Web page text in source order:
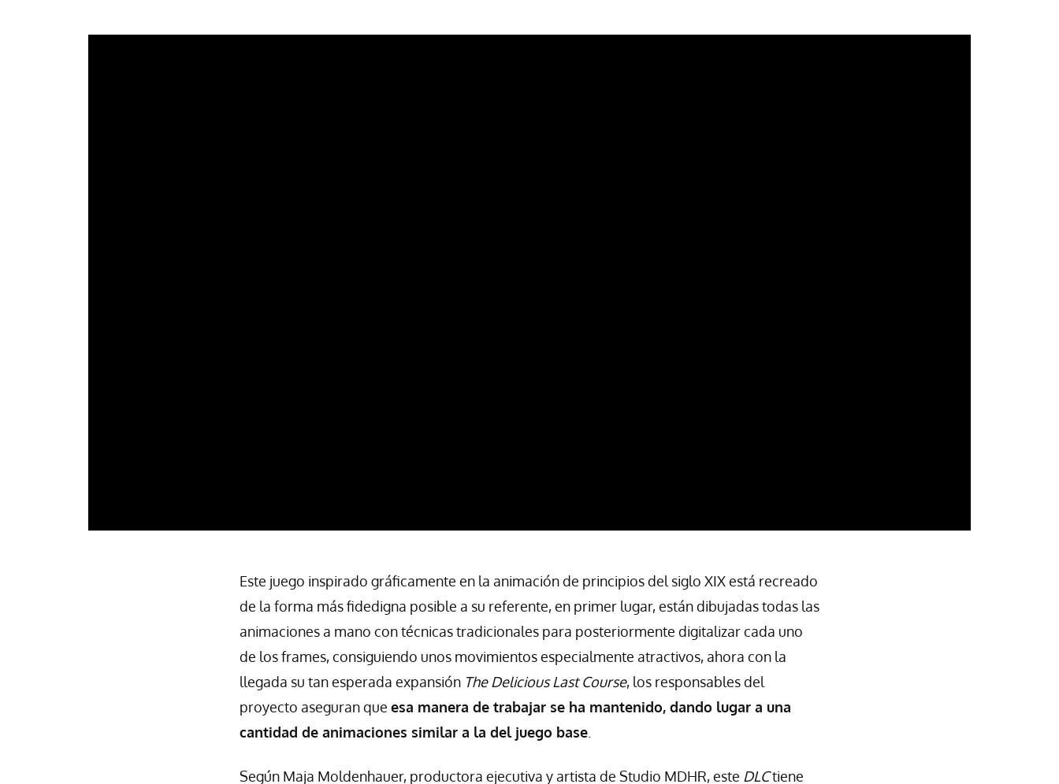
Este juego inspirado gráficamente en la animación de principios del siglo XIX está recreado
de la forma más fidedigna posible a su referente, en primer lugar, están dibujadas todas las
animaciones a mano con técnicas tradicionales para posteriormente digitalizar cada uno
de los frames, consiguiendo unos movimientos especialmente atractivos, ahora con la
llegada su tan esperada expansión The Delicious Last Course, los responsables del
proyecto aseguran que esa manera de trabajar se ha mantenido, dando lugar a una
cantidad de animaciones similar a la del juego base
Según Maja Moldenhauer, productora ejecutiva y artista de Studio MDHR, este DLCtiene